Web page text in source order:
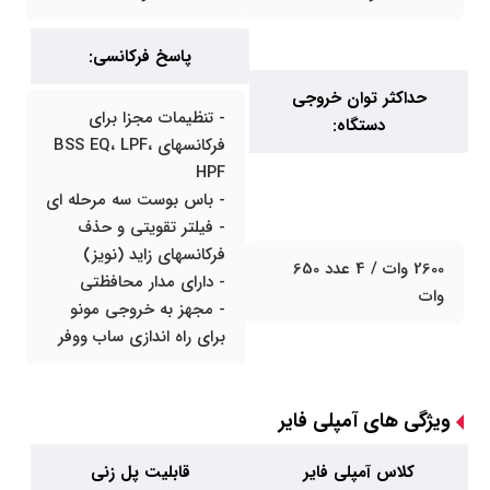
حداکثر توان خروجی
دستگاه:
2600 وات / 4 عدد 650
وات
پاسخ فرکانسی:
- تنظیمات مجزا برای
فرکانسهای BSS EQ، LPF،
HPF
- باس بوست سه مرحله ای
- فیلتر تقویتی و حذف
فرکانسهای زاید (نویز)
- دارای مدار محافظتی
- مجهز به خروجی مونو
برای راه اندازی ساب ووفر
ویژگی های آمپلی فایر
کلاس آمپلی فایر قابلیت پل زنی